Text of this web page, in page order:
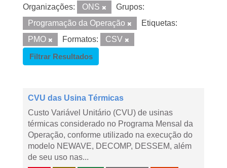
Organizações: ONS
Grupos:
Programação da Operação
Etiquetas:
PMO
Formatos:
CSV
Filtrar Resultados
CVU das Usina Térmicas
Custo Variável Unitário (CVU) de usinas
térmicas considerado no Programa Mensal da
Operação, conforme utilizado na execução do
modelo NEWAVE, DECOMP, DESSEM, além
de seu uso nas...